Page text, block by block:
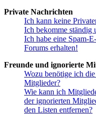
Private Nachrichten
Ich kann keine
Ich bekomme ständig
Ich habe eine Spam-
Forums erhalten!
Freunde und ignorierte
Wozu benötige ich
Mitglieder?
Wie kann ich
der ignorierten
den Listen entfernen?